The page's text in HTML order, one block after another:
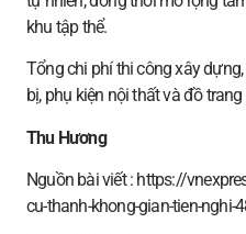
khu tập thể.
Tổng chi phí thi công xây
bị, phụ kiện nội thất và đồ
Thu Hương
Nguồn bài viết : https://
cu-thanh-khong-gian-tien-nghi-